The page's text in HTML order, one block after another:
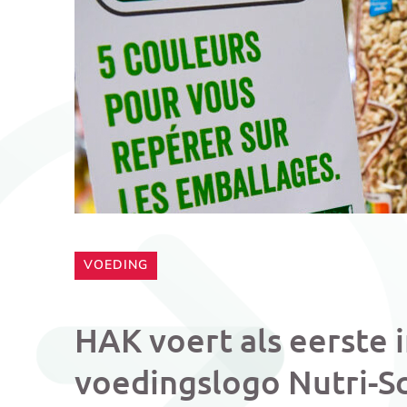
CATEGORIE:
VOEDING
HAK voert als eerste
voedingslogo Nutri-